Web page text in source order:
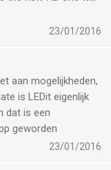
23/01/2016
aan mogelijkheden,
is LEDit eigenlijk
dat is een
geworden
23/01/2016